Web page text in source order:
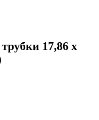
17,86 х